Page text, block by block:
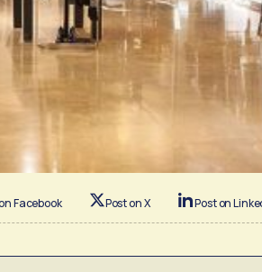
Facebook Post on X Post on